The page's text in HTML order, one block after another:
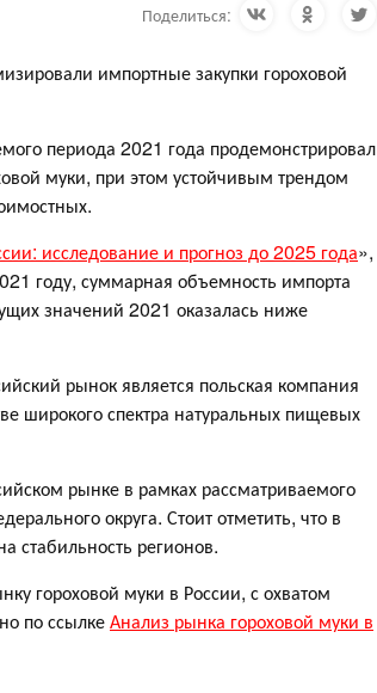
Поделиться:
импортные закупки гороховой
периода 2021 года продемонстрировал
муки, при этом устойчивым трендом
исследование и прогноз до 2025 года»,
году, суммарная объемность импорта
значений 2021 оказалась ниже
рынок является польская компания
широкого спектра натуральных пищевых
рынке в рамках рассматриваемого
округа. Стоит отметить, что в
стабильность регионов.
гороховой муки в России, с охватом
по ссылкеАнализ рынка гороховой муки в